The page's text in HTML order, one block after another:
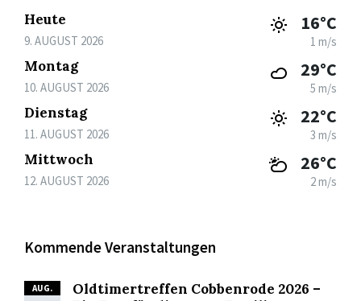
Heute
9. AUGUST 2026
16°C
1 m/s
Montag
10. AUGUST 2026
29°C
5 m/s
Dienstag
11. AUGUST 2026
22°C
3 m/s
Mittwoch
12. AUGUST 2026
26°C
2 m/s
Kommende Veranstaltungen
AUG.
Oldtimertreffen Cobbenrode 2026 –